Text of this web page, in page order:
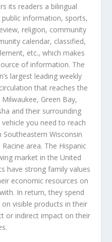
its readers a bilingual
information, sports,
religion, community
calendar, classified,
etc., which makes
of information. The
largest leading weekly
that reaches the
Green Bay,
and their surrounding
you need to reach
Wisconsin
area. The Hispanic
market in the United
have strong family values
economic resources on
In return, they spend
visible products in their
or indirect impact on their